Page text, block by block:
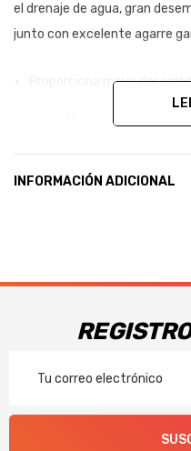
el drenaje de agua, gran
junto con excelente agarre
Proporciona mejor
Reduce el hidro-planeo
húmedo
INFORMACIÓN ADICIONAL
Electrónico